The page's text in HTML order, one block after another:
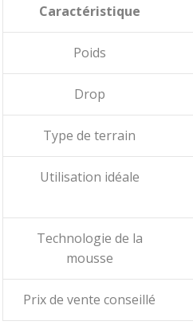
Caractéristique
Poids
Drop
Type de terrain
Utilisation idéale
Technologie de la
mousse
Prix de vente conseillé